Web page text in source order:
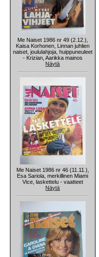
Me Naiset 1986 nr 49 (2.12.),
Kaisa Korhonen, Linnan juhlien
naiset, joululahjoja, huippuneuleet
- Krizian, Aarikka mainos
Näytä
Me Naiset 1986 nr 46 (11.11.),
Esa Sariola, merkillinen Miami
Vice, laskettelu - vaatteet
Näytä